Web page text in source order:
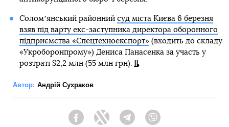
Соломʼянський районний суд міста Києва 6 березня
взяв під варту екс-заступника директора оборонного
підприємства «Спецтехноекспорт»(входить до складу
«Укроборонпрому») Дениса Панасенка за участь у
розтраті $2,2 млн (55 млн грн).
Автор: Андрій Сухраков
FacebookTwitter Telegram